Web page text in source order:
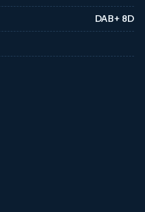
DAB+ 8D